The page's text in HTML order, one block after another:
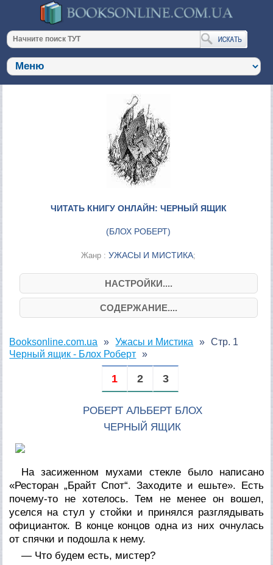
ЧИТАТЬ КНИГУ ОНЛАЙН: ЧЕРНЫЙ ЯЩИК
(БЛОХ РОБЕРТ)
Жанр :УЖАСЫ И МИСТИКА;
НАСТРОЙКИ....
СОДЕРЖАНИЕ....
Booksonline.com.ua
Ужасы и Мистика
Черный ящик - Блох Роберт
Стр. 1
1 2 3
РОБЕРТ АЛЬБЕРТ БЛОХ
ЧЕРНЫЙ ЯЩИК
На засиженном мухами стекле было написано
«Ресторан „Брайт Спот“. Заходите и ешьте». Есть
почему-то не хотелось. Тем не менее он вошел,
уселся на стул у стойки и принялся разглядывать
официанток. В конце концов одна из них очнулась
от спячки и подошла к нему.
— Что будем есть, мистер?